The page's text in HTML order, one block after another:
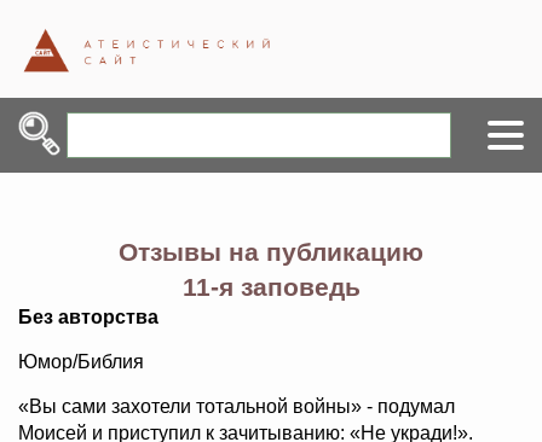
Отзывы на публикацию
11-я заповедь
Без авторства
Юмор/Библия
«Вы сами захотели тотальной войны» - подумал
Моисей и приступил к зачитыванию: «Не укради!».